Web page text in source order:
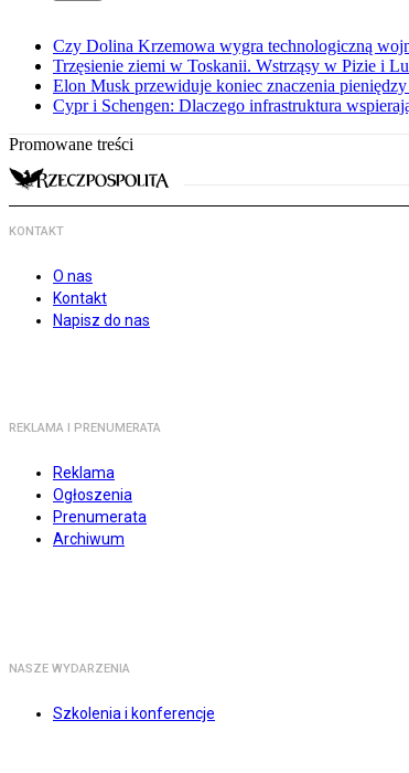
Czy Dolina Krzemowa wygra technologiczną
Trzęsienie ziemi w Toskanii. Wstrząsy w Pizie i
Elon Musk przewiduje koniec znaczenia
Cypr i Schengen: Dlaczego infrastruktura
Promowane treści
KONTAKT
O nas
Kontakt
Napisz do nas
REKLAMA I PRENUMERATA
Reklama
Ogłoszenia
Prenumerata
Archiwum
NASZE WYDARZENIA
Szkolenia i konferencje